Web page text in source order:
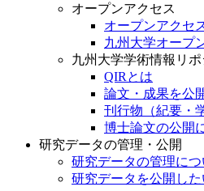
オープンアクセス
オープンアクセ
九州大学オープ
九州大学学術情報リポ
QIRとは
論文・成果を公
刊行物（紀要・
博士論文の公開
研究データの管理・公開
研究データの管理に
研究データを公開した